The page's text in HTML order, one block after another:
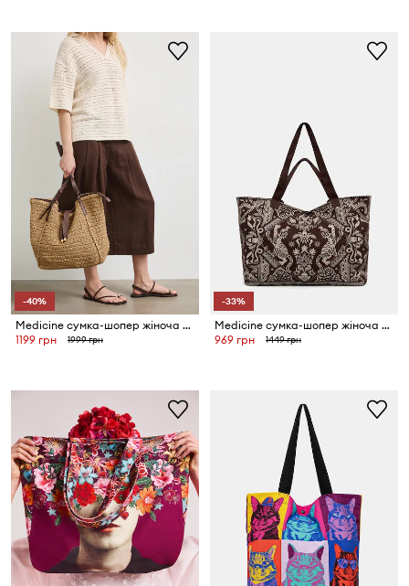
-40%
Medicine сумка-шопер жіноча плетена
1199 грн
1999 грн
-33%
Medicine сумка-шопер жіноча бавовняна
969 грн
1449 грн